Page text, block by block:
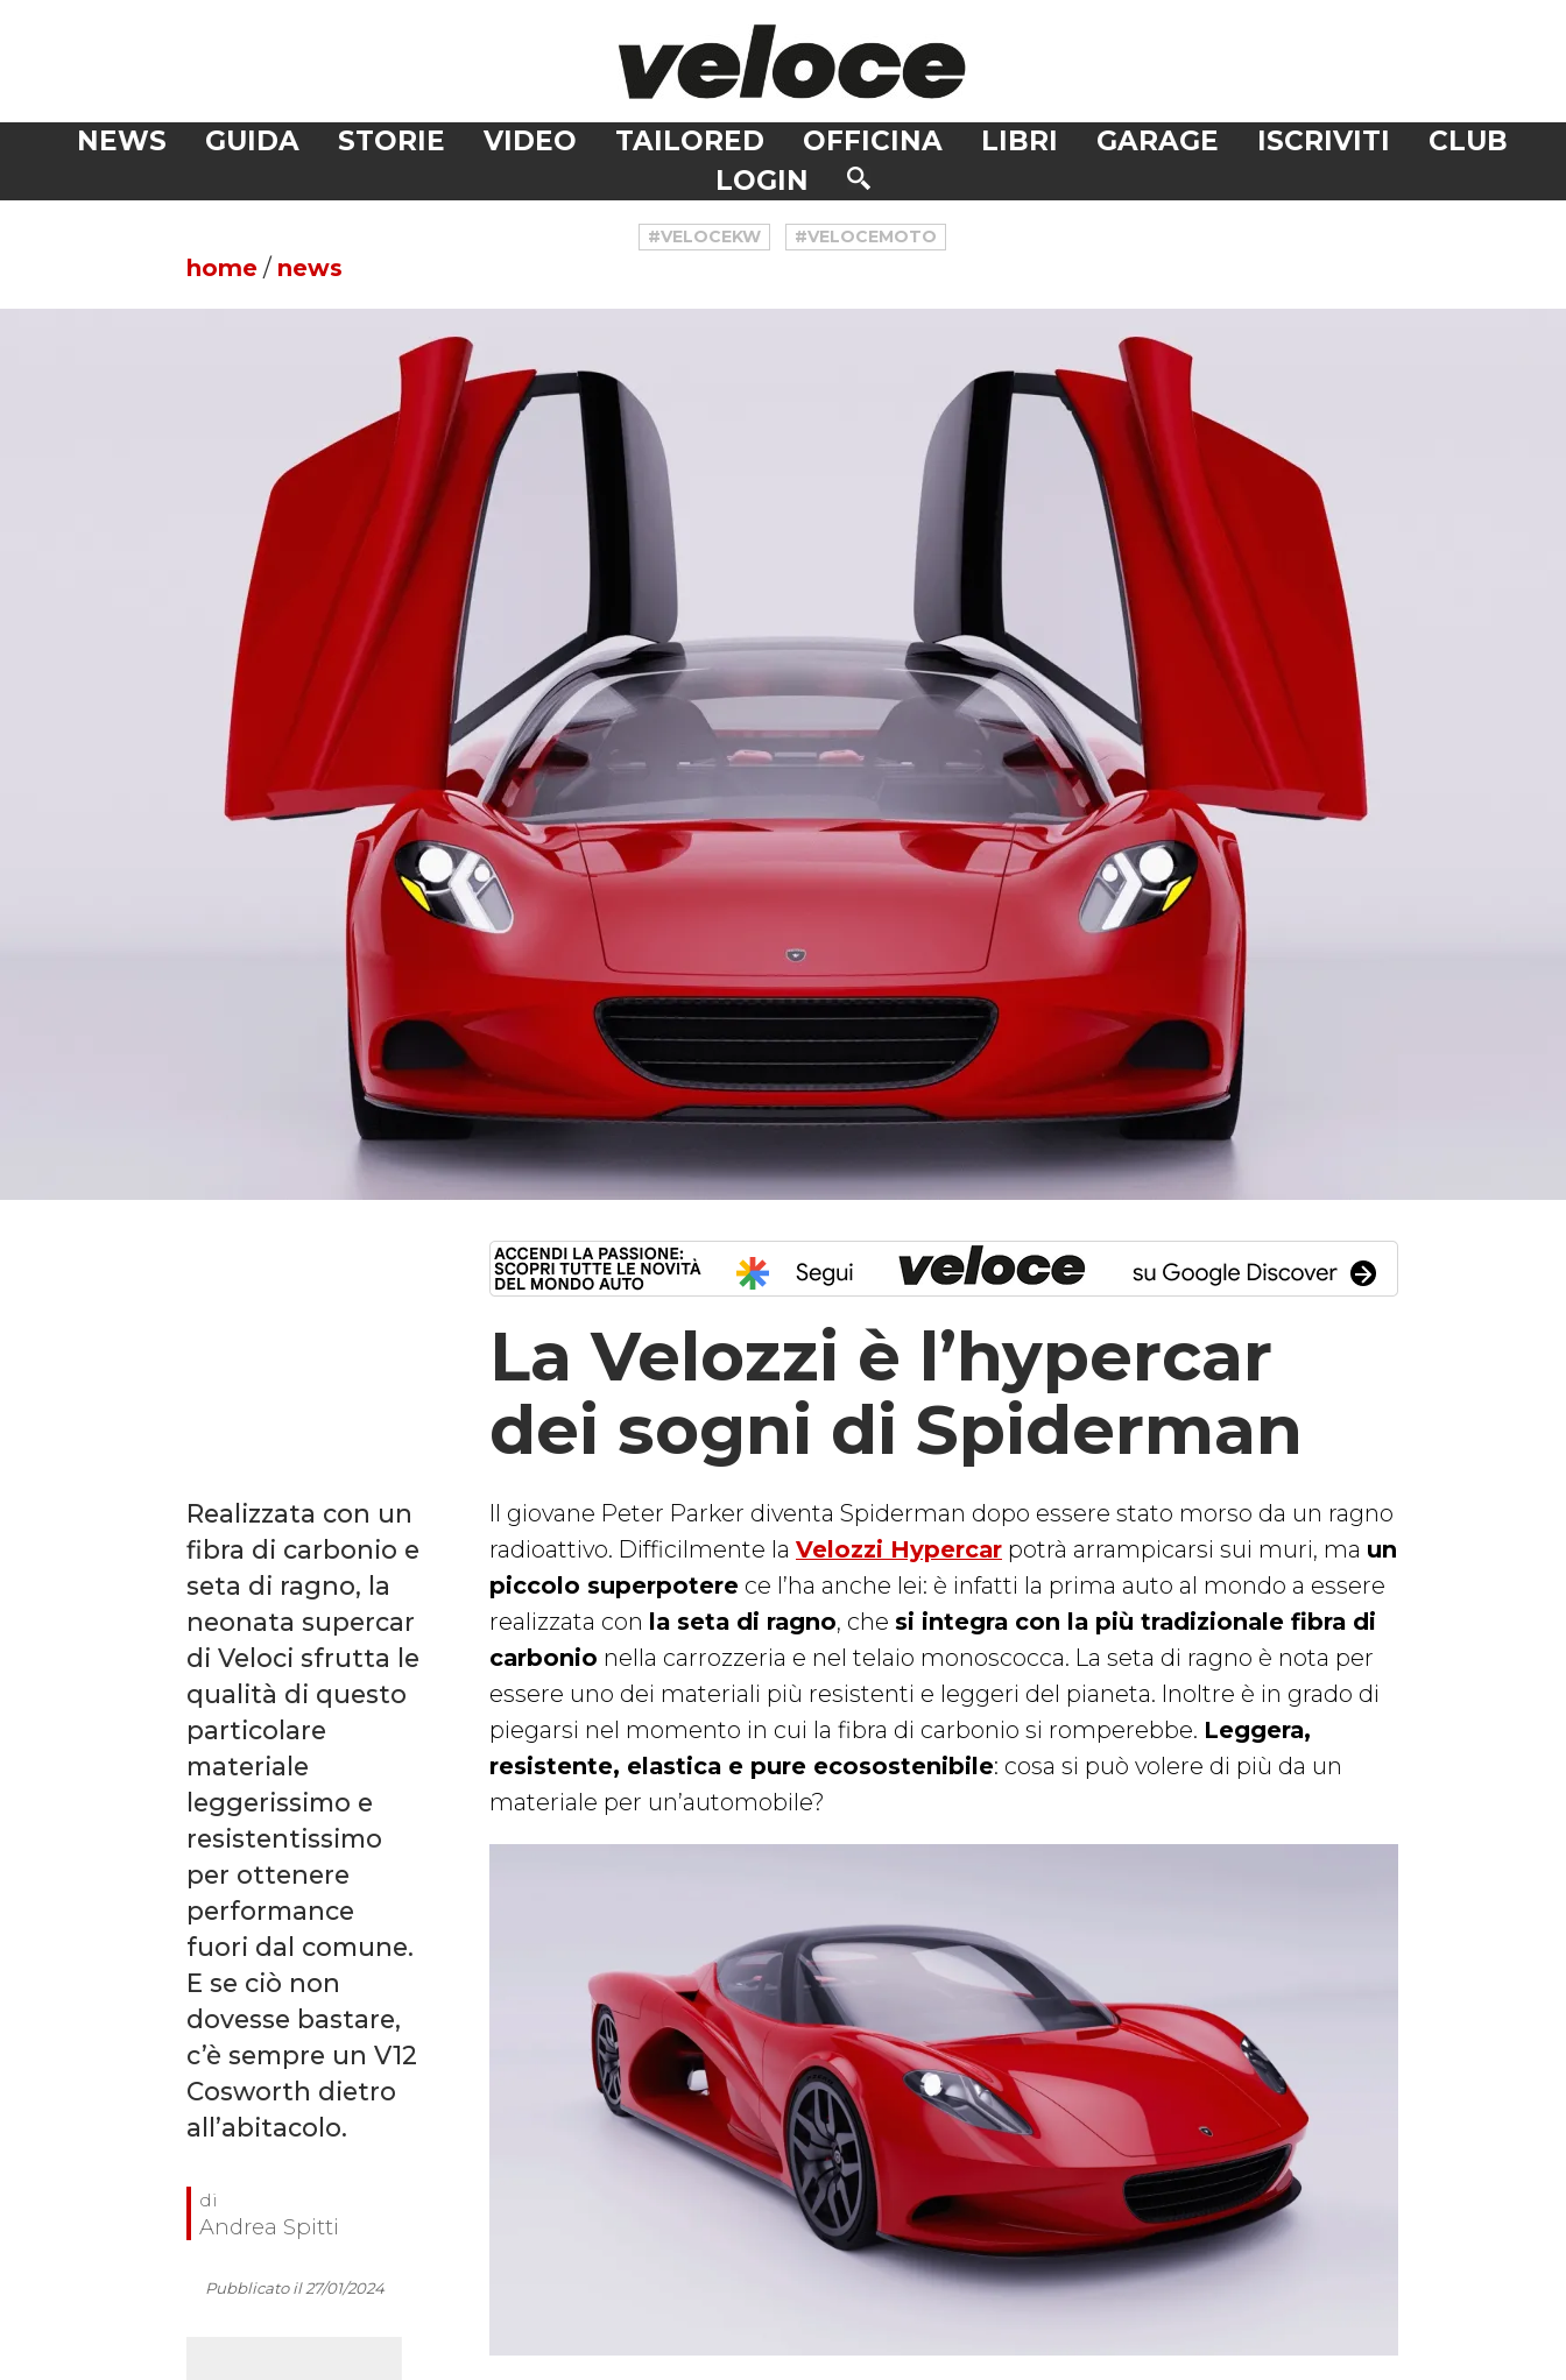
NEWS GUIDA STORIE VIDEO TAILORED OFFICINA LIBRI GARAGE ISCRIVITI
CLUB
LOGIN
#VELOCEKW #VELOCEMOTO
home / news
La Velozzi è l’hypercar
dei sogni di Spiderman
Realizzata con un
fibra di carbonio e
seta di ragno, la
neonata supercar
di Veloci sfrutta le
qualità di questo
particolare
materiale
leggerissimo e
resistentissimo
per ottenere
performance
fuori dal comune.
E se ciò non
dovesse bastare,
c’è sempre un V12
Cosworth dietro
all’abitacolo.
Andrea Spitti
Pubblicato il 27/01/2024
Il giovane Peter Parker diventa Spiderman dopo essere stato morso da un ragno
radioattivo. Difficilmente la Velozzi Hypercar potrà arrampicarsi sui muri, ma un
piccolo superpotere ce l’ha anche lei: è infatti la prima auto al mondo a essere
realizzata con la seta di ragno, che si integra con la più tradizionale fibra di
carbonio nella carrozzeria e nel telaio monoscocca. La seta di ragno è nota per
essere uno dei materiali più resistenti e leggeri del pianeta. Inoltre è in grado di
piegarsi nel momento in cui la fibra di carbonio si romperebbe. Leggera,
resistente, elastica e pure ecosostenibile: cosa si può volere di più da un
materiale per un’automobile?